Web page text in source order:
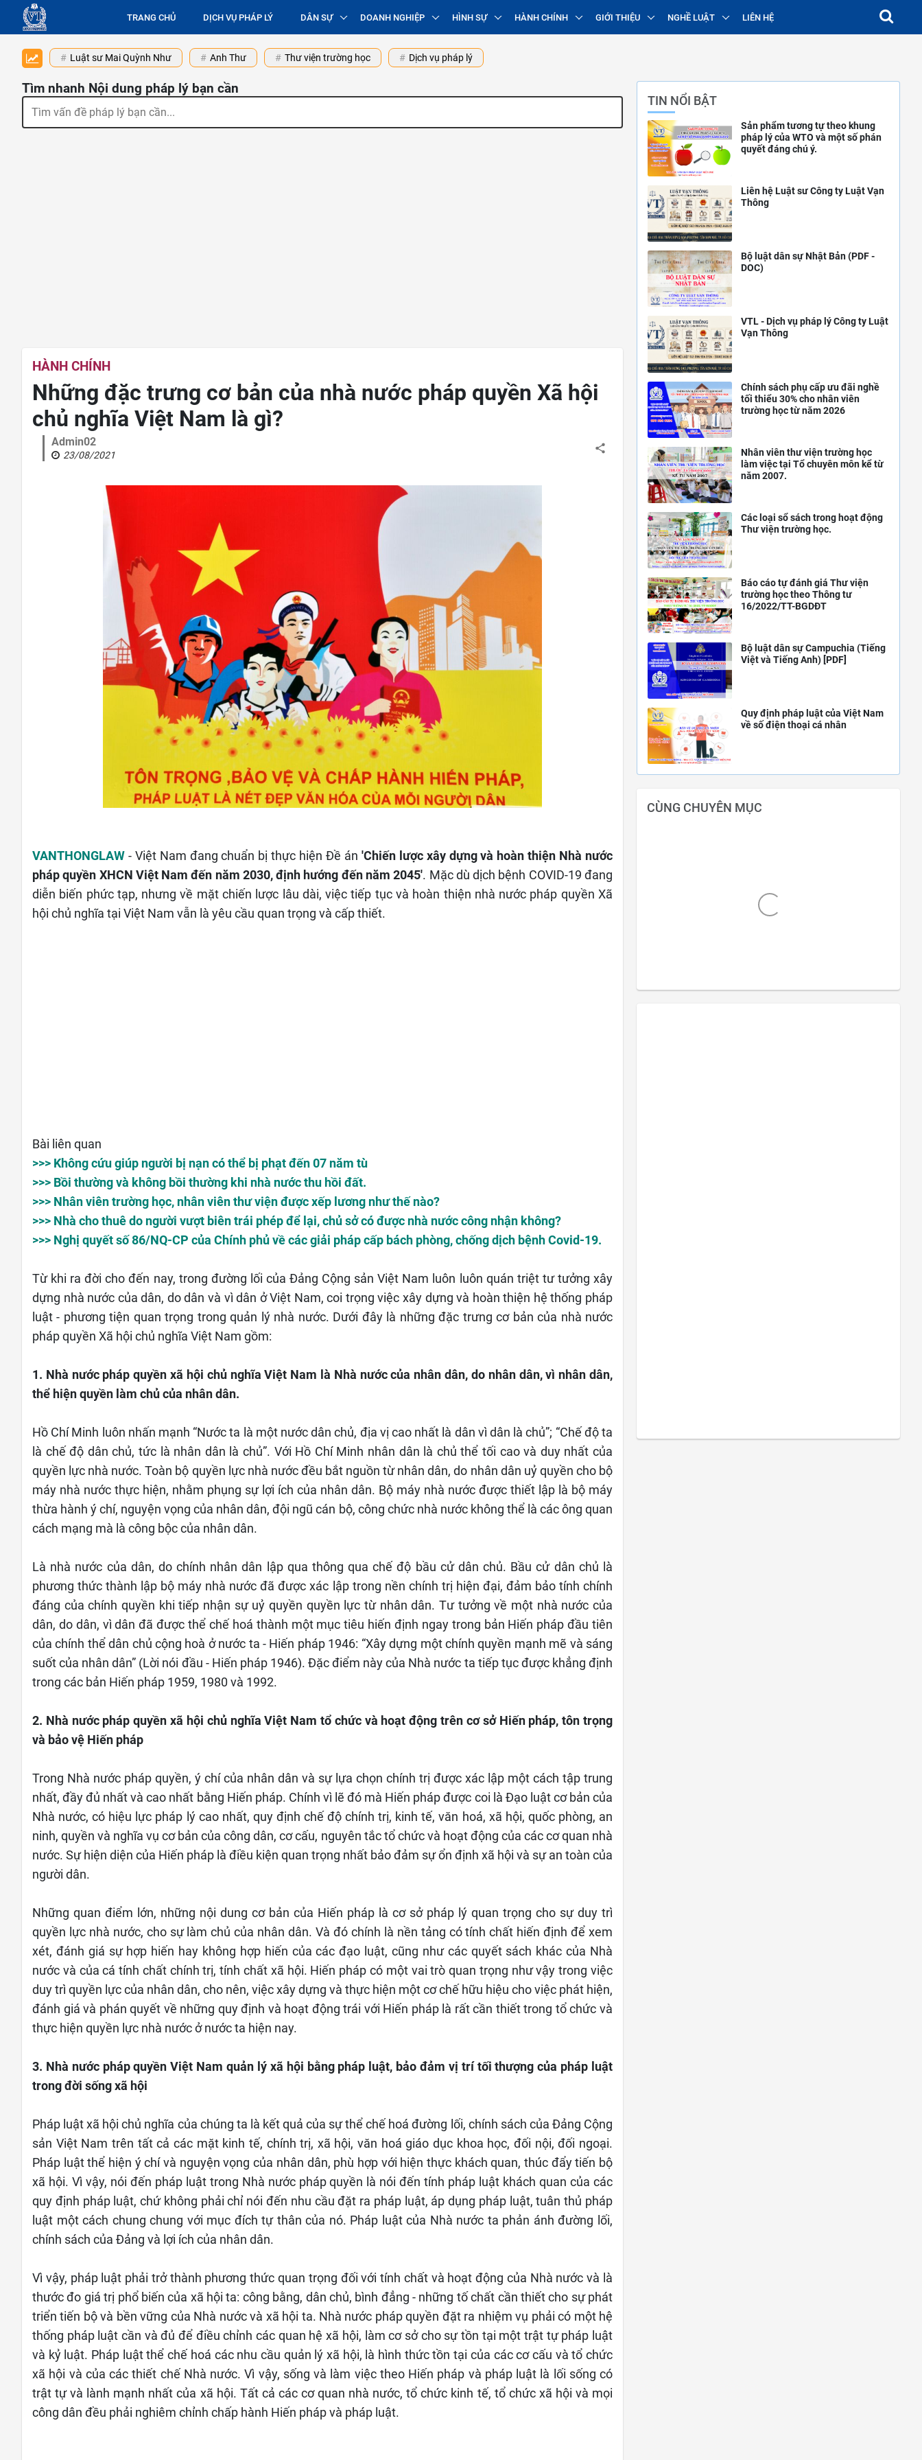
TRANG CHỦ DỊCH VỤ PHÁP LÝ DÂN SỰ DOANH NGHIỆP HÌNH SỰ HÀNH CHÍNH GIỚI THIỆU NGHỀ LUẬT LIÊN HỆ
Luật sư Mai Quỳnh Như Anh Thư Thư viện trường học Dịch vụ pháp lý
Tìm nhanh Nội dung pháp lý bạn cần
HÀNH CHÍNH
Những đặc trưng cơ bản của nhà nước pháp quyền Xã hội
chủ nghĩa Việt Nam là gì?
Admin02
23/08/2021
VANTHONGLAW - Việt Nam đang chuẩn bị thực hiện Đề án 'Chiến lược xây dựng và hoàn thiện Nhà nước
pháp quyền XHCN Việt Nam đến năm 2030, định hướng đến năm 2045'. Mặc dù dịch bệnh COVID-19 đang
diễn biến phức tạp, nhưng về mặt chiến lược lâu dài, việc tiếp tục và hoàn thiện nhà nước pháp quyền Xã
hội chủ nghĩa tại Việt Nam vẫn là yêu cầu quan trọng và cấp thiết.
Bài liên quan
>>> Không cứu giúp người bị nạn có thể bị phạt đến 07 năm tù
>>> Bồi thường và không bồi thường khi nhà nước thu hồi đất.
>>> Nhân viên trường học, nhân viên thư viện được xếp lương như thế nào?
>>> Nhà cho thuê do người vượt biên trái phép để lại, chủ sở có được nhà nước công nhận không?
>>> Nghị quyết số 86/NQ-CP của Chính phủ về các giải pháp cấp bách phòng, chống dịch bệnh Covid-19.
Từ khi ra đời cho đến nay, trong đường lối của Đảng Cộng sản Việt Nam luôn luôn quán triệt tư tưởng xây
dựng nhà nước của dân, do dân và vì dân ở Việt Nam, coi trọng việc xây dựng và hoàn thiện hệ thống pháp
luật - phương tiện quan trọng trong quản lý nhà nước. Dưới đây là những đặc trưng cơ bản của nhà nước
pháp quyền Xã hội chủ nghĩa Việt Nam gồm:
1. Nhà nước pháp quyền xã hội chủ nghĩa Việt Nam là Nhà nước của nhân dân, do nhân dân, vì nhân dân,
thể hiện quyền làm chủ của nhân dân.
Hồ Chí Minh luôn nhấn mạnh “Nước ta là một nước dân chủ, địa vị cao nhất là dân vì dân là chủ”; “Chế độ ta
là chế độ dân chủ, tức là nhân dân là chủ”. Với Hồ Chí Minh nhân dân là chủ thể tối cao và duy nhất của
quyền lực nhà nước. Toàn bộ quyền lực nhà nước đều bắt nguồn từ nhân dân, do nhân dân uỷ quyền cho bộ
máy nhà nước thực hiện, nhằm phụng sự lợi ích của nhân dân. Bộ máy nhà nước được thiết lập là bộ máy
thừa hành ý chí, nguyện vọng của nhân dân, đội ngũ cán bộ, công chức nhà nước không thể là các ông quan
cách mạng mà là công bộc của nhân dân.
Là nhà nước của dân, do chính nhân dân lập qua thông qua chế độ bầu cử dân chủ. Bầu cử dân chủ là
phương thức thành lập bộ máy nhà nước đã được xác lập trong nền chính trị hiện đại, đảm bảo tính chính
đáng của chính quyền khi tiếp nhận sự uỷ quyền quyền lực từ nhân dân. Tư tưởng về một nhà nước của
dân, do dân, vì dân đã được thể chế hoá thành một mục tiêu hiến định ngay trong bản Hiến pháp đầu tiên
của chính thể dân chủ cộng hoà ở nước ta - Hiến pháp 1946: “Xây dựng một chính quyền mạnh mẽ và sáng
suốt của nhân dân” (Lời nói đầu - Hiến pháp 1946). Đặc điểm này của Nhà nước ta tiếp tục được khẳng định
trong các bản Hiến pháp 1959, 1980 và 1992.
2. Nhà nước pháp quyền xã hội chủ nghĩa Việt Nam tổ chức và hoạt động trên cơ sở Hiến pháp, tôn trọng
và bảo vệ Hiến pháp
Trong Nhà nước pháp quyền, ý chí của nhân dân và sự lựa chọn chính trị được xác lập một cách tập trung
nhất, đầy đủ nhất và cao nhất bằng Hiến pháp. Chính vì lẽ đó mà Hiến pháp được coi là Đạo luật cơ bản của
Nhà nước, có hiệu lực pháp lý cao nhất, quy định chế độ chính trị, kinh tế, văn hoá, xã hội, quốc phòng, an
ninh, quyền và nghĩa vụ cơ bản của công dân, cơ cấu, nguyên tắc tổ chức và hoạt động của các cơ quan nhà
nước. Sự hiện diện của Hiến pháp là điều kiện quan trọng nhất bảo đảm sự ổn định xã hội và sự an toàn của
người dân.
Những quan điểm lớn, những nội dung cơ bản của Hiến pháp là cơ sở pháp lý quan trọng cho sự duy trì
quyền lực nhà nước, cho sự làm chủ của nhân dân. Và đó chính là nền tảng có tính chất hiến định để xem
xét, đánh giá sự hợp hiến hay không hợp hiến của các đạo luật, cũng như các quyết sách khác của Nhà
nước và của cá tính chất chính trị, tính chất xã hội. Hiến pháp có một vai trò quan trọng như vậy trong việc
duy trì quyền lực của nhân dân, cho nên, việc xây dựng và thực hiện một cơ chế hữu hiệu cho việc phát hiện,
đánh giá và phán quyết về những quy định và hoạt động trái với Hiến pháp là rất cần thiết trong tổ chức và
thực hiện quyền lực nhà nước ở nước ta hiện nay.
3. Nhà nước pháp quyền Việt Nam quản lý xã hội bằng pháp luật, bảo đảm vị trí tối thượng của pháp luật
trong đời sống xã hội
Pháp luật xã hội chủ nghĩa của chúng ta là kết quả của sự thể chế hoá đường lối, chính sách của Đảng Cộng
sản Việt Nam trên tất cả các mặt kinh tế, chính trị, xã hội, văn hoá giáo dục khoa học, đối nội, đối ngoại.
Pháp luật thể hiện ý chí và nguyện vọng của nhân dân, phù hợp với hiện thực khách quan, thúc đẩy tiến bộ
xã hội. Vì vậy, nói đến pháp luật trong Nhà nước pháp quyền là nói đến tính pháp luật khách quan của các
quy định pháp luật, chứ không phải chỉ nói đến nhu cầu đặt ra pháp luật, áp dụng pháp luật, tuân thủ pháp
luật một cách chung chung với mục đích tự thân của nó. Pháp luật của Nhà nước ta phản ánh đường lối,
chính sách của Đảng và lợi ích của nhân dân.
Vì vậy, pháp luật phải trở thành phương thức quan trọng đối với tính chất và hoạt động của Nhà nước và là
thước đo giá trị phổ biến của xã hội ta: công bằng, dân chủ, bình đẳng - những tố chất cần thiết cho sự phát
triển tiến bộ và bền vững của Nhà nước và xã hội ta. Nhà nước pháp quyền đặt ra nhiệm vụ phải có một hệ
thống pháp luật cần và đủ để điều chỉnh các quan hệ xã hội, làm cơ sở cho sự tồn tại một trật tự pháp luật
và kỷ luật. Pháp luật thể chế hoá các nhu cầu quản lý xã hội, là hình thức tồn tại của các cơ cấu và tổ chức
xã hội và của các thiết chế Nhà nước. Vì vậy, sống và làm việc theo Hiến pháp và pháp luật là lối sống có
trật tự và lành mạnh nhất của xã hội. Tất cả các cơ quan nhà nước, tổ chức kinh tế, tổ chức xã hội và mọi
công dân đều phải nghiêm chỉnh chấp hành Hiến pháp và pháp luật.
TIN NỔI BẬT
Sản phẩm tương tự theo khung
pháp lý của WTO và một số phán
quyết đáng chú ý.
Liên hệ Luật sư Công ty Luật Vạn
Thông
Bộ luật dân sự Nhật Bản (PDF -
DOC)
VTL - Dịch vụ pháp lý Công ty Luật
Vạn Thông
Chính sách phụ cấp ưu đãi nghề
tối thiểu 30% cho nhân viên
trường học từ năm 2026
Nhân viên thư viện trường học
làm việc tại Tổ chuyên môn kể từ
năm 2007.
Các loại sổ sách trong hoạt động
Thư viện trường học.
Báo cáo tự đánh giá Thư viện
trường học theo Thông tư
16/2022/TT-BGDĐT
Bộ luật dân sự Campuchia (Tiếng
Việt và Tiếng Anh) [PDF]
Quy định pháp luật của Việt Nam
về số điện thoại cá nhân
CÙNG CHUYÊN MỤC